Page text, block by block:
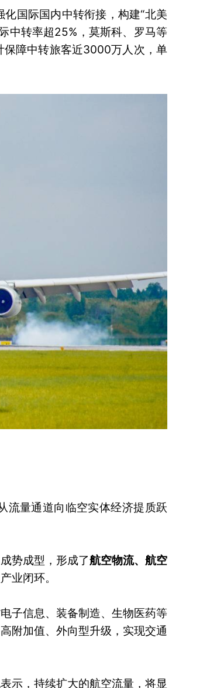
国际国内中转衔接，构建“北美
中转率超25%，莫斯科、罗马等
保障中转旅客近3000万人次，单
流量通道向临空实体经济提质跃
势成型，形成了航空物流、航空
业闭环。
子信息、装备制造、生物医药等
附加值、外向型升级，实现交通
示，持续扩大的航空流量，将显